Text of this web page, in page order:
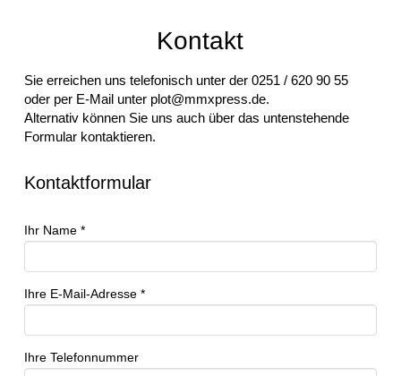
Kontakt
Sie erreichen uns telefonisch unter der 0251 / 620 90 55
oder per E-Mail unter plot@mmxpress.de.
Alternativ können Sie uns auch über das untenstehende
Formular kontaktieren.
Kontaktformular
Ihr Name *
Ihre E-Mail-Adresse *
Ihre Telefonnummer